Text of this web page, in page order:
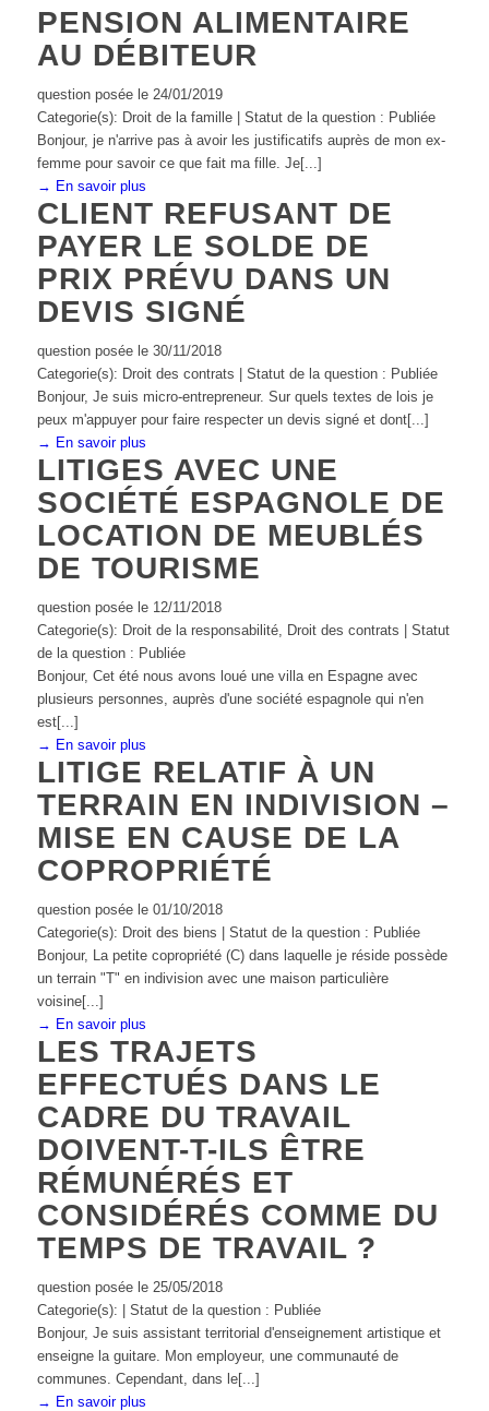
PENSION ALIMENTAIRE
AU DÉBITEUR
question posée le 24/01/2019
Categorie(s): Droit de la famille | Statut de la question : Publiée
Bonjour, je n'arrive pas à avoir les justificatifs auprès de mon ex-
femme pour savoir ce que fait ma fille. Je[...]
→ En savoir plus
CLIENT REFUSANT DE
PAYER LE SOLDE DE
PRIX PRÉVU DANS UN
DEVIS SIGNÉ
question posée le 30/11/2018
Categorie(s): Droit des contrats | Statut de la question : Publiée
Bonjour, Je suis micro-entrepreneur. Sur quels textes de lois je
peux m'appuyer pour faire respecter un devis signé et dont[...]
→ En savoir plus
LITIGES AVEC UNE
SOCIÉTÉ ESPAGNOLE DE
LOCATION DE MEUBLÉS
DE TOURISME
question posée le 12/11/2018
Categorie(s): Droit de la responsabilité, Droit des contrats | Statut
de la question : Publiée
Bonjour, Cet été nous avons loué une villa en Espagne avec
plusieurs personnes, auprès d'une société espagnole qui n'en
est[...]
→ En savoir plus
LITIGE RELATIF À UN
TERRAIN EN INDIVISION –
MISE EN CAUSE DE LA
COPROPRIÉTÉ
question posée le 01/10/2018
Categorie(s): Droit des biens | Statut de la question : Publiée
Bonjour, La petite copropriété (C) dans laquelle je réside possède
un terrain "T" en indivision avec une maison particulière
voisine[...]
→ En savoir plus
LES TRAJETS
EFFECTUÉS DANS LE
CADRE DU TRAVAIL
DOIVENT-T-ILS ÊTRE
RÉMUNÉRÉS ET
CONSIDÉRÉS COMME DU
TEMPS DE TRAVAIL ?
question posée le 25/05/2018
Categorie(s): | Statut de la question : Publiée
Bonjour, Je suis assistant territorial d'enseignement artistique et
enseigne la guitare. Mon employeur, une communauté de
communes. Cependant, dans le[...]
→ En savoir plus